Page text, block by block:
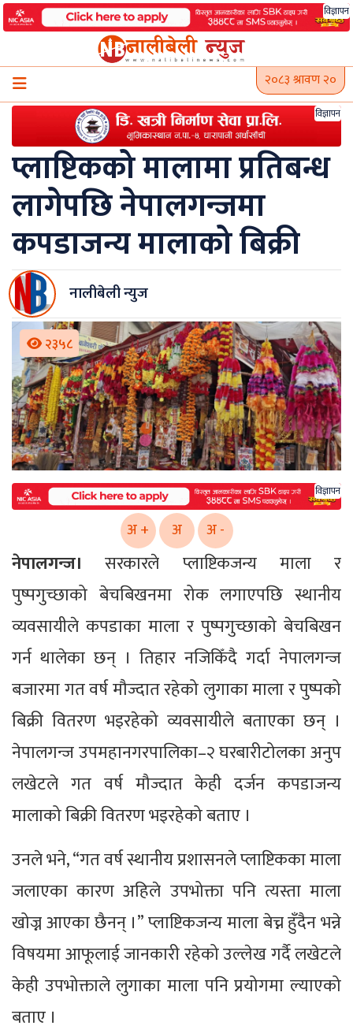
Skip
to
विज्ञापन
२०८३ श्रावण २०
विज्ञापन
प्लाष्टिकको मालामा प्रतिबन्ध
लागेपछि नेपालगन्जमा
कपडाजन्य मालाको बिक्री
नालीबेली न्युज
२३५८
विज्ञापन
अ + अ अ -
नेपालगन्ज। सरकारले प्लाष्टिकजन्य माला र
पुष्पगुच्छाको बेचबिखनमा रोक लगाएपछि स्थानीय
व्यवसायीले कपडाका माला र पुष्पगुच्छाको बेचबिखन
गर्न थालेका छन् । तिहार नजिकिँदै गर्दा नेपालगन्ज
बजारमा गत वर्ष मौज्दात रहेको लुगाका माला र पुष्पको
बिक्री वितरण भइरहेको व्यवसायीले बताएका छन् ।
नेपालगन्ज उपमहानगरपालिका–२ घरबारीटोलका अनुप
लखेटले गत वर्ष मौज्दात केही दर्जन कपडाजन्य
मालाको बिक्री वितरण भइरहेको बताए ।
उनले भने, “गत वर्ष स्थानीय प्रशासनले प्लाष्टिकका माला
जलाएका कारण अहिले उपभोक्ता पनि त्यस्ता माला
खोज्न आएका छैनन् ।” प्लाष्टिकजन्य माला बेच्न हुँदैन भन्ने
विषयमा आफूलाई जानकारी रहेको उल्लेख गर्दै लखेटले
केही उपभोक्ताले लुगाका माला पनि प्रयोगमा ल्याएको
बताए ।